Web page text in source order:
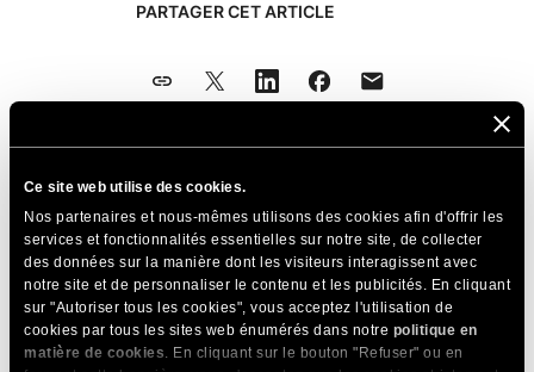
Ce site web utilise des cookies.
Nos partenaires et nous-mêmes utilisons des cookies afin d'offrir les
services et fonctionnalités essentielles sur notre site, de collecter
des données sur la manière dont les visiteurs interagissent avec
notre site et de personnaliser le contenu et les publicités. En cliquant
sur "Autoriser tous les cookies", vous acceptez l'utilisation de
cookies par tous les sites web énumérés dans notre politique en
matière de cookies. En cliquant sur le bouton "Refuser" ou en
PARTAGER CET ARTICLE
Articles Connexes
Comment configurer Moodle pour qu'il
fonctionne avec un nouveau domaine ?
Comment envoyer/restaurer des modules plus
volumineux dans Moodle ?